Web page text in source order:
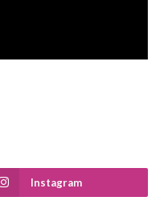
Instagram